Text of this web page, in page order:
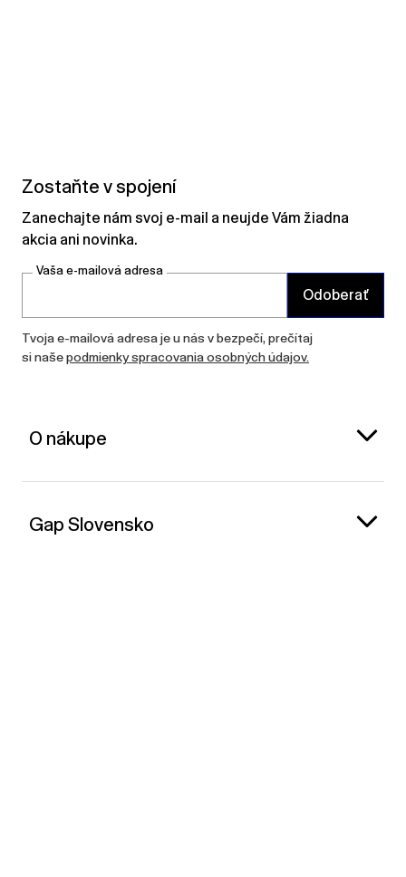
Zostaňte v spojení
Zanechajte nám svoj e-mail a neujde Vám žiadna
akcia ani novinka.
Vaša e-mailová adresa
Odoberať
Tvoja e-mailová adresa je u nás v bezpečí, prečítaj
si našepodmienky spracovania osobných údajov.
O nákupe
Gap Slovensko